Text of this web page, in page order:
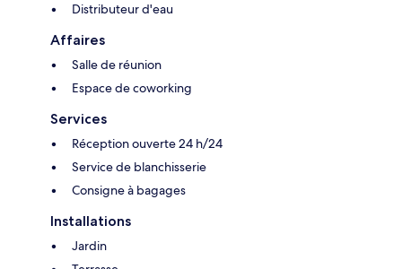
Distributeur d'eau
Affaires
Salle de réunion
Espace de coworking
Services
Réception ouverte 24 h/24
Service de blanchisserie
Consigne à bagages
Installations
Jardin